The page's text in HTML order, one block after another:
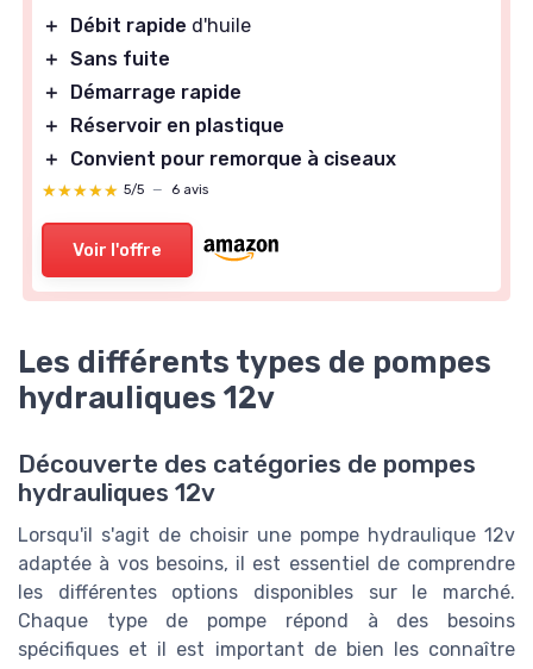
＋ Débit rapide d'huile
＋ Sans fuite
＋
Démarrage rapide
＋
Réservoir en plastique
＋
Convient pour remorque à ciseaux
★★★★★
★★★★★ 5/5 — 6 avis
Voir l'offre
Les différents types de pompes
hydrauliques 12v
Découverte des catégories de pompes
hydrauliques 12v
Lorsqu'il s'agit de choisir une pompe hydraulique 12v
adaptée à vos besoins, il est essentiel de comprendre
les différentes options disponibles sur le marché.
Chaque type de pompe répond à des besoins
spécifiques et il est important de bien les connaître